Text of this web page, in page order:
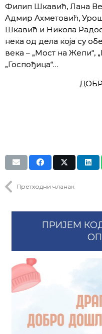
Филип Шкавић, Лана
Адмир Ахметовић,
Шкавић и Никола
нека од дела која су
века – „Мост на Жепи“,
„Госпођица“…
Претходни чланак
ПРИЈЕМ